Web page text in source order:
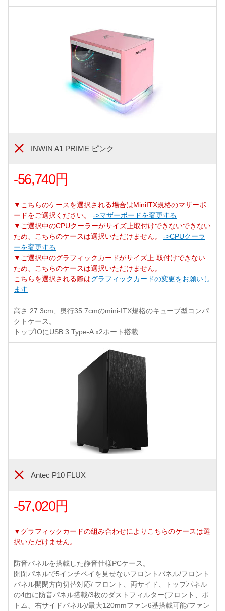
INWIN A1 PRIME ピンク
-56,740円
▼こちらのケースを選択される場合はMiniITX規格のマザーボ
ードをご選択ください。 ->マザーボードを変更する
▼ご選択中のCPUクーラーがサイズ上取付けできないできない
ため、こちらのケースは選択いただけません。 ->CPUクーラ
ーを変更する
▼ご選択中のグラフィックカードがサイズ上 取付けできない
ため、こちらのケースは選択いただけません。
こちらを選択される際はグラフィックカードの変更をお願いし
ます
高さ 27.3cm、奥行35.7cmのmini-ITX規格のキューブ型コンパ
クトケース。
トップIOにUSB 3 Type-A x2ポート搭載
Antec P10 FLUX
-57,020円
▼グラフィックカードの組み合わせによりこちらのケースは選
択いただけません。
防音パネルを搭載した静音仕様PCケース。
開閉パネルで5インチベイを見せないフロントパネル/フロント
パネル開閉方向切替対応/ フロント、両サイド、トップパネル
の4面に防音パネル搭載/3枚のダストフィルター(フロント、ボ
トム、右サイドパネル)/最大120mmファン6基搭載可能/ファン